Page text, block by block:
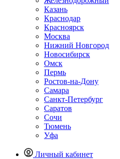
Казань
Краснодар
Красноярск
Москва
Нижний Новгород
Новосибирск
Омск
Пермь
Ростов-на-Дону
Самара
Санкт-Петербург
Саратов
Сочи
Тюмень
Уфа
Личный кабинет